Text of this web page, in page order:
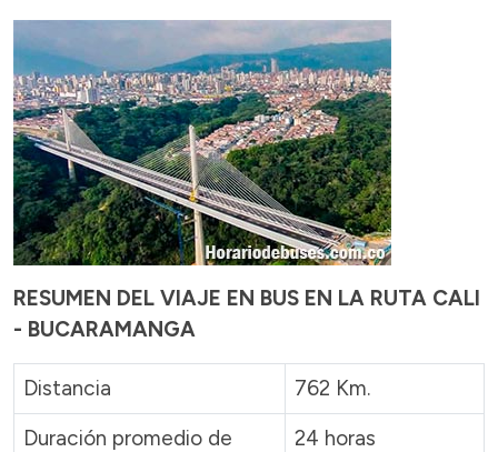
RESUMEN DEL VIAJE EN BUS EN LA RUTA CALI
- BUCARAMANGA
Distancia
762 Km.
Duración promedio de
24 horas